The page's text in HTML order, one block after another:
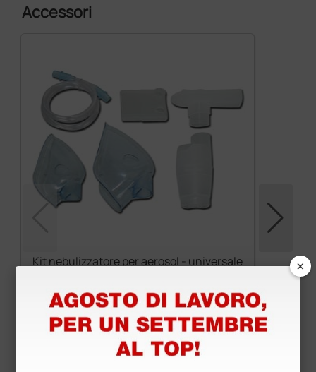
Accessori
Kit nebulizzatore per aerosol - universale
10,54 €
(Prezzo i.e.)
×